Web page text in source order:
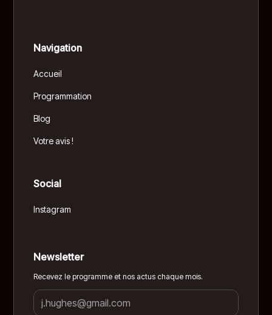
Navigation
Accueil
Programmation
Blog
Votre avis !
Social
Instagram
Newsletter
Recevez le programme et nos actus chaque mois.